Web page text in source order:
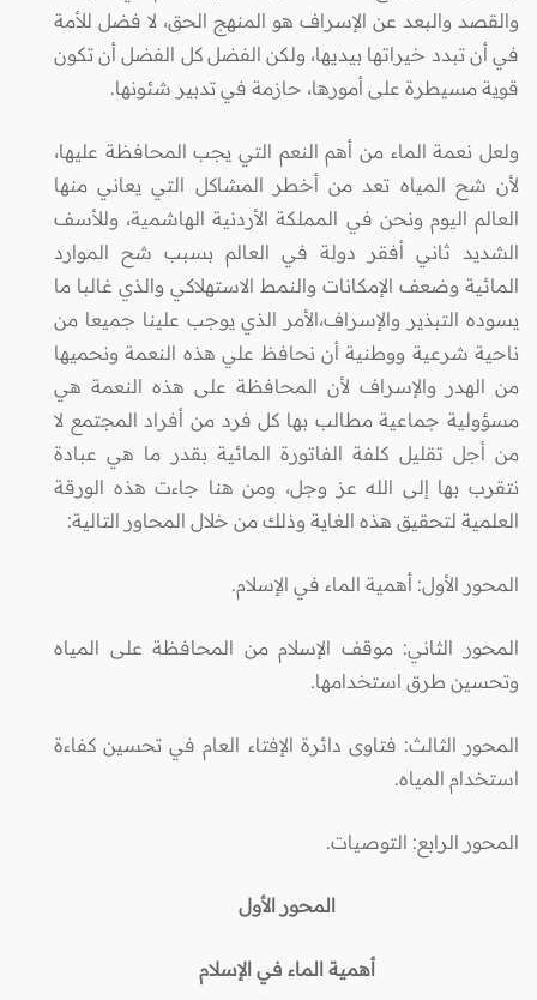
والقصد والبعد عن الإسراف هو المنهج الحق، لا فضل للأمة
في أن تبدد خيراتها بيديها، ولكن الفضل كل الفضل أن تكون
قوية مسيطرة على أمورها، حازمة في تدبير شئونها.
ولعل نعمة الماء من أهم النعم التي يجب المحافظة عليها،
لأن شح المياه تعد من أخطر المشاكل التي يعاني منها
العالم اليوم ونحن في المملكة الأردنية الهاشمية، وللأسف
الشديد ثاني أفقر دولة في العالم بسبب شح الموارد
المائية وضعف الإمكانات والنمط الاستهلاكي والذي غالبا ما
يسوده التبذير والإسراف،الأمر الذي يوجب علينا جميعا من
ناحية شرعية ووطنية أن نحافظ علي هذه النعمة ونحميها
من الهدر والإسراف لأن المحافظة على هذه النعمة هي
مسؤولية جماعية مطالب بها كل فرد من أفراد المجتمع لا
من أجل تقليل كلفة الفاتورة المائية بقدر ما هي عبادة
نتقرب بها إلى الله عز وجل، ومن هنا جاءت هذه الورقة
العلمية لتحقيق هذه الغاية وذلك من خلال المحاور التالية:
المحور الأول: أهمية الماء في الإسلام.
المحور الثاني: موقف الإسلام من المحافظة على المياه
وتحسين طرق استخدامها.
المحور الثالث: فتاوى دائرة الإفتاء العام في تحسين كفاءة
استخدام المياه.
المحور الرابع: التوصيات.
المحور الأول
أهمية الماء في الإسلام